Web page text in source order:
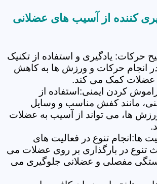
کننده از آسیب های عضلانی
حرکات: یادگیری و استفاده از تکنیک
انجام حرکات و ورزش ها به کاهش
کمک می کند.
کردن ایمنی:استفاده از
مانند کفش مناسب و وسایل
ها، می تواند از آسیب به عضلات
ها:انجام تنوع در فعالیت های
تنوع در بارگذاری بر روی عضلات می
مفصلی و عضلانی جلوگیری می